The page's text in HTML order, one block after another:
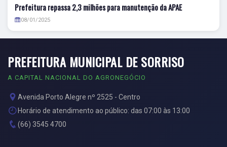
Prefeitura repassa 2,3 milhões para manutenção da APAE
08/01/2025
PREFEITURA MUNICIPAL DE SORRISO
A CAPITAL NACIONAL DO AGRONEGÓCIO
Avenida Porto Alegre nº 2525 - Centro
Horário de atendimento ao público: das 07:00 às 13:00
(66) 3545 4700